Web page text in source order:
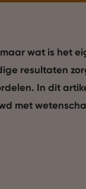
wat is het
resultaten
In dit
met